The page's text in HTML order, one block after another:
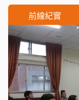
前線紀實